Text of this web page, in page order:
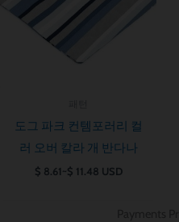
도그 파크 컨템포러리 컬
러 오버 칼라 개 반다나
$ 8.61~$ 11.48 USD